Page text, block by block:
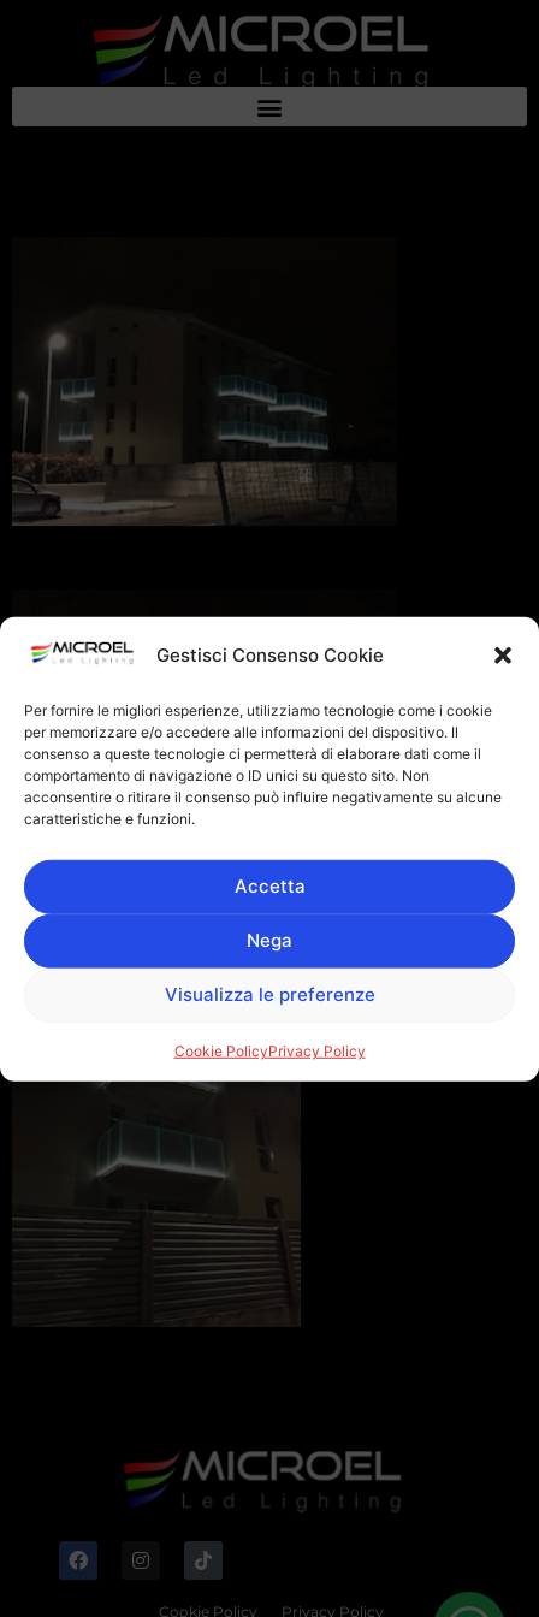
Gestisci Consenso Cookie
Per fornire le migliori esperienze, utilizziamo tecnologie come i cookie
per memorizzare e/o accedere alle informazioni del dispositivo. Il
consenso a queste tecnologie ci permetterà di elaborare dati come il
comportamento di navigazione o ID unici su questo sito. Non
acconsentire o ritirare il consenso può influire negativamente su alcune
caratteristiche e funzioni.
Accetta
Nega
Visualizza le preferenze
Cookie PolicyPrivacy Policy
Cookie Policy Privacy Policy